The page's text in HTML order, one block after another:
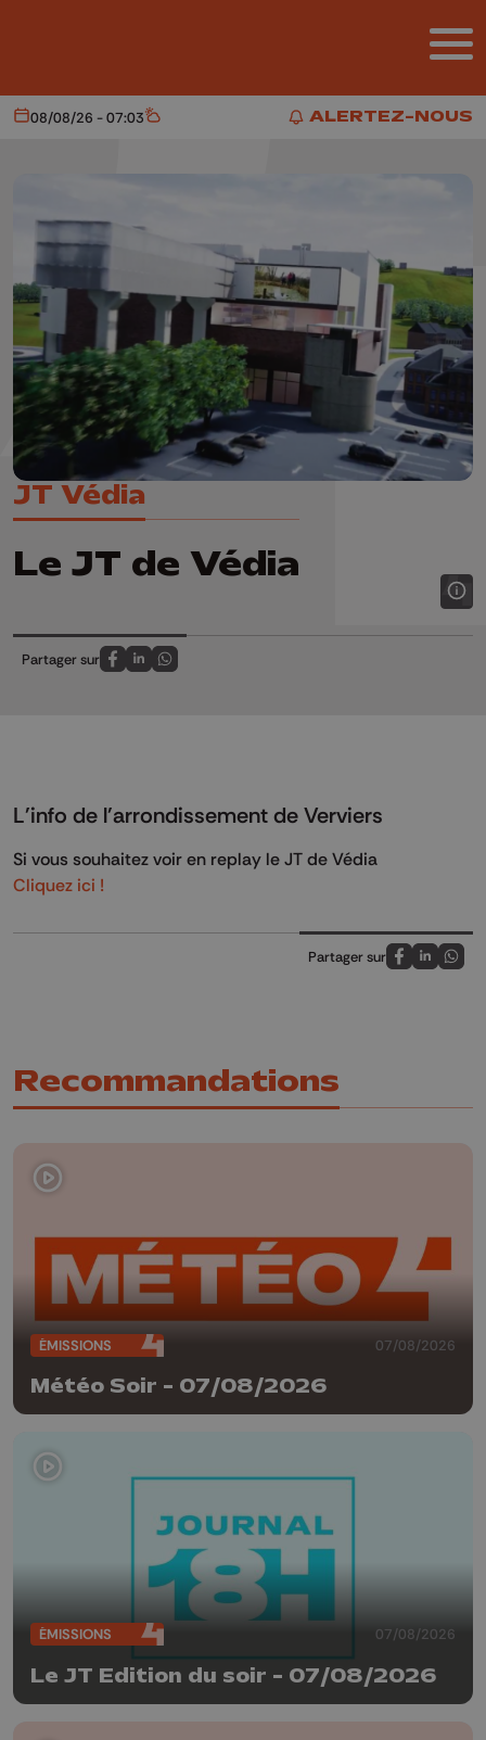
ALERTEZ-NOUS
ALERTEZ-NOUS
Aujourd'hui
08/08/26 - 07:03 Météo
JT Védia
Le JT de Védia
Partager sur
Partagez sur FaceBook
Partagez sur LinkedIn
Partagez sur Whatsapp
L'info de l'arrondissement de Verviers
Si vous souhaitez voir en replay le JT de Védia
Cliquez ici !
Partager sur
Partagez sur
Partagez
Recommandations
ÉMISSIONS 07/08/2026
Météo Soir - 07/08/2026
ÉMISSIONS 07/08/2026
Le JT Edition du soir - 07/08/2026